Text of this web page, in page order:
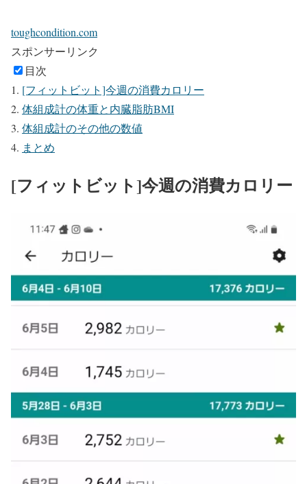
toughcondition.com
スポンサーリンク
目次
[フィットビット]今週の消費カロリー
体組成計の体重と内臓脂肪BMI
体組成計のその他の数値
まとめ
[フィットビット]今週の消費カロリー